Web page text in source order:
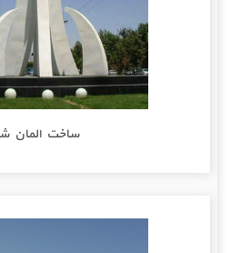
ساخت المان